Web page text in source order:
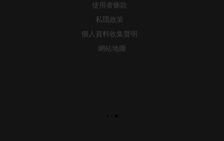
使用者條款
私隱政策
個人資料收集聲明
網站地圖